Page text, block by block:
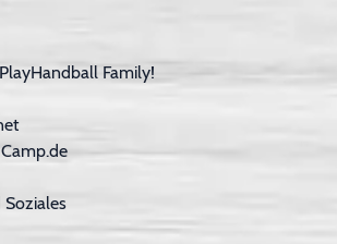
Family!
Soziales